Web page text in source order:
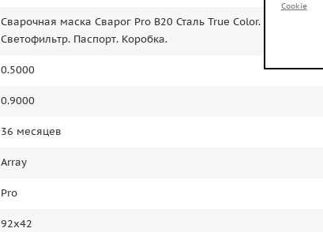
Сварочная маска Сварог Pro B20 Сталь True Color. Наголовник.
Светофильтр. Паспорт. Коробка.
0.5000
0.9000
36 месяцев
Array
Pro
92x42
Cookie